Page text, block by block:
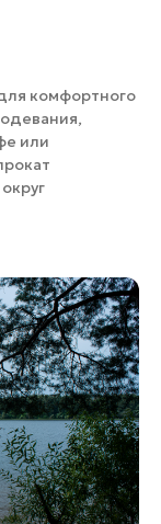
комфортного
или